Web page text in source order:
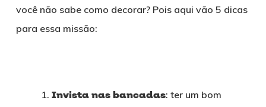
você não sabe como decorar? Pois aqui vão 5 dicas
para essa missão:
Invista nas bancadas: ter um bom